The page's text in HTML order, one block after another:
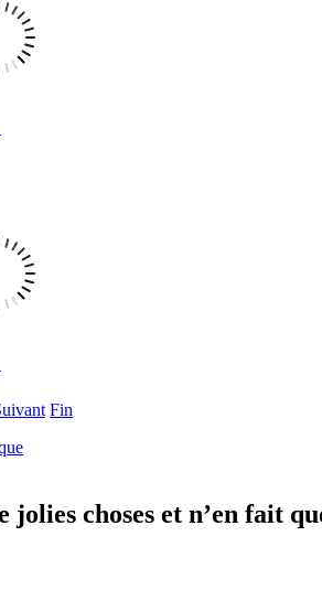
Fin
jolies choses et n’en fait